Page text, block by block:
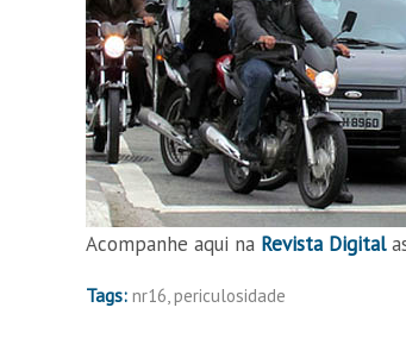
Acompanhe aqui na Revista Digital
Tags: nr16 periculosidade